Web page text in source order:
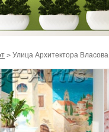
> Улица Архитектора Власова